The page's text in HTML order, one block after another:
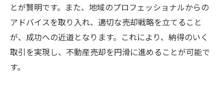
とが賢明です。また、地域のプロフェッショナルからの
アドバイスを取り入れ、適切な売却戦略を立てること
が、成功への近道となります。これにより、納得のいく
取引を実現し、不動産売却を円滑に進めることが可能で
す。